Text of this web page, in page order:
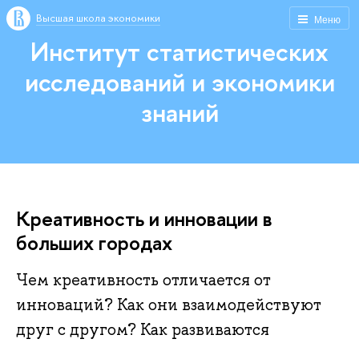
Меню
Высшая школа экономики
Институт статистических
исследований и экономики
знаний
Креативность и инновации в
больших городах
Чем креативность отличается от
инноваций? Как они взаимодействуют
друг с другом? Как развиваются